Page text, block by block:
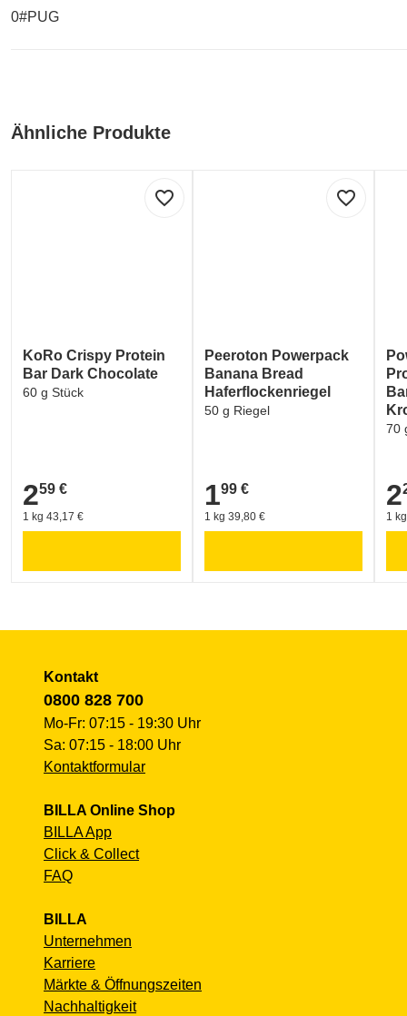
0#PUG
Ähnliche Produkte
favorite_border
KoRo Crispy Protein
Bar Dark Chocolate
60 g Stück
2,59 €
259 €
1 kg 43,17 €
favorite_border
Peeroton Powerpack
Banana Bread
Haferflockenriegel
50 g Riegel
1,99 €
199 €
1 kg 39,80 €
70
2
1
Kontakt
0800 828 700
Mo-Fr: 07:15 - 19:30 Uhr
Sa: 07:15 - 18:00 Uhr
Kontaktformular
BILLA Online Shop
BILLA App
Click & Collect
FAQ
BILLA
Unternehmen
Karriere
Märkte & Öffnungszeiten
Nachhaltigkeit